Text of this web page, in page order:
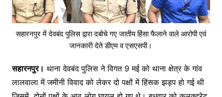
सहारनपुर में देवबंद पुलिस द्वारा दबोचे गए जातीय हिंसा फैलाने वाले आरोपी एवं
जानकारी देते डीएम व एसएसपी।
सहारनपुर। थाना देवबंद पुलिस ने विगत 9 मई को थाना क्षेत्र के गांव
लालवाला में जमीनी विवाद को लेकर दो पक्षों में हिंसक झड़प हो गई थी